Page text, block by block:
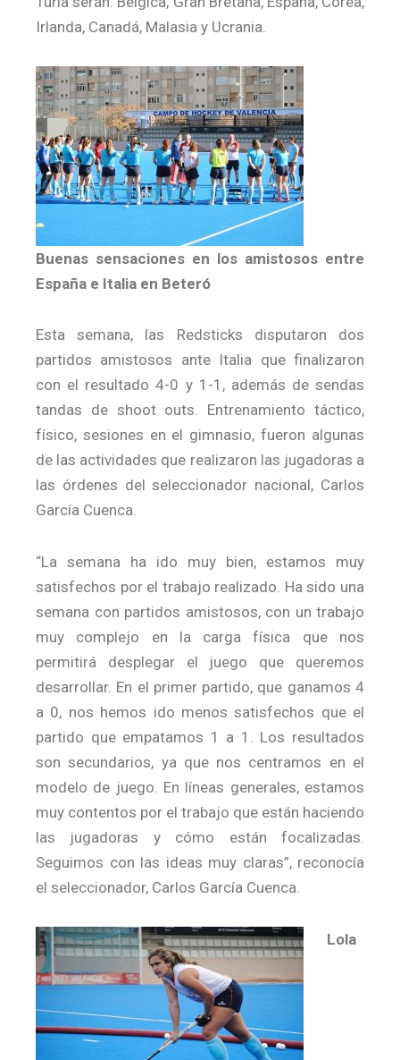
Irlanda, Canadá, Malasia y Ucrania.
Buenas sensaciones en los amistosos entre
España e Italia en Beteró
Esta semana, las Redsticks disputaron dos
partidos amistosos ante Italia que finalizaron
con el resultado 4-0 y 1-1, además de sendas
tandas de shoot outs. Entrenamiento táctico,
físico, sesiones en el gimnasio, fueron algunas
de las actividades que realizaron las jugadoras a
las órdenes del seleccionador nacional, Carlos
García Cuenca.
“La semana ha ido muy bien, estamos muy
satisfechos por el trabajo realizado. Ha sido una
semana con partidos amistosos, con un trabajo
muy complejo en la carga física que nos
permitirá desplegar el juego que queremos
desarrollar. En el primer partido, que ganamos 4
a 0, nos hemos ido menos satisfechos que el
partido que empatamos 1 a 1. Los resultados
son secundarios, ya que nos centramos en el
modelo de juego. En líneas generales, estamos
muy contentos por el trabajo que están haciendo
las jugadoras y cómo están focalizadas.
Seguimos con las ideas muy claras”, reconocía
el seleccionador, Carlos García Cuenca.
Lola